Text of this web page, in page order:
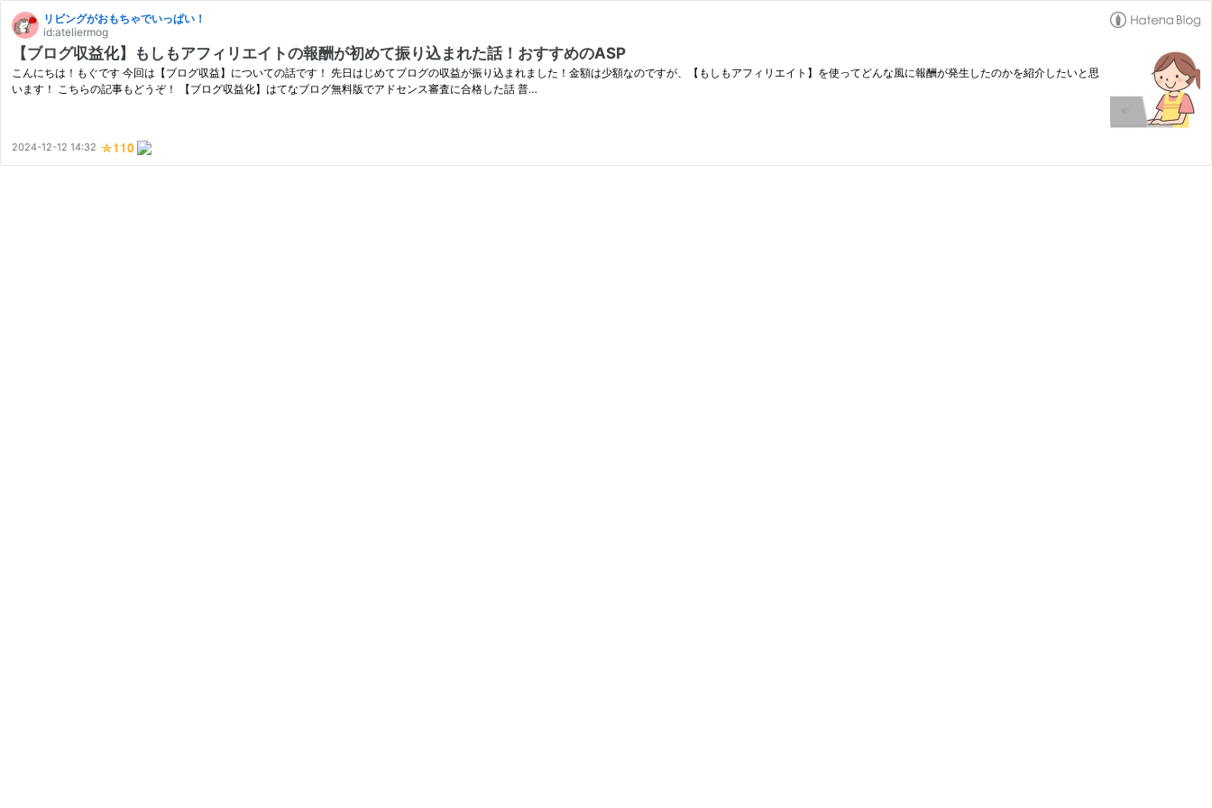
リビングがおもちゃでいっぱい！
id:ateliermog
【ブログ収益化】もしもアフィリエイトの報酬が初めて振り込まれた話！おすすめのASP
こんにちは！もぐです 今回は【ブログ収益】についての話です！ 先日はじめてブログの収益が振り込まれました！金額は少額なのですが、【もしもアフィリエイト】を使ってどんな風に報酬が発生したのかを紹介したいと思
います！ こちらの記事もどうぞ！ 【ブログ収益化】はてなブログ無料版でアドセンス審査に合格した話 普…
2024-12-12 14:32